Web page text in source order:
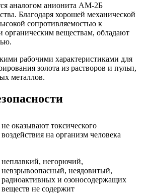
аналогом анионита АМ-2Б
Благодаря хорошей механической
сопротивляемостью к
веществам, обладают
рабочими характеристиками для
золота из растворов и пульп,
металлов.
не оказывают токсического
воздействия на организм человека
неплавкий, негорючий,
невзрывоопасный, неядовитый,
радиоактивных и озоносодержащих
веществ не содержит